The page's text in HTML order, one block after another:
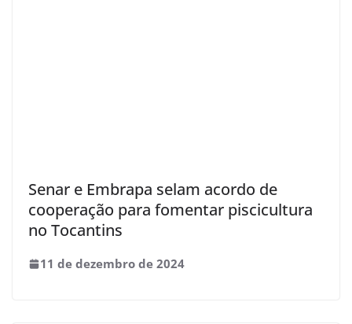
Senar e Embrapa selam acordo de
cooperação para fomentar piscicultura
no Tocantins
11 de dezembro de 2024